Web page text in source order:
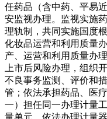
任药品（含中药、平易
安监视办理。监视实施
理轨制，共同实施国度
化妆品运营和利用质量
产、运营和利用质量办
上市后风险办理，组织
不良事务监测、评价和
管；依法承担药品、医
一）担任同一办理计量
量单元，依法办理计量